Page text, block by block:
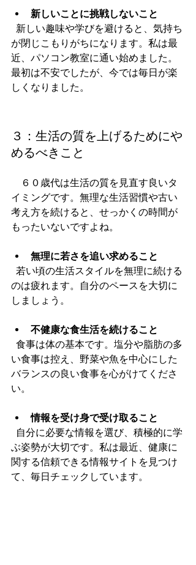
新しいことに挑戦しないこと
が閉じこもりがちになります。私は最
近、パソコン教室に通い始めました。
最初は不安でしたが、今では毎日が楽
しくなりました。
３：生活の質を上げるためにや
めるべきこと
６０歳代は生活の質を見直す良いタ
イミングです。無理な生活習慣や古い
考え方を続けると、せっかくの時間が
もったいないですよね。
無理に若さを追い求めること
のは疲れます。自分のペースを大切に
しましょう。
不健康な食生活を続けること
い食事は控え、野菜や魚を中心にした
バランスの良い食事を心がけてくださ
い。
情報を受け身で受け取ること
ぶ姿勢が大切です。私は最近、健康に
関する信頼できる情報サイトを見つけ
て、毎日チェックしています。